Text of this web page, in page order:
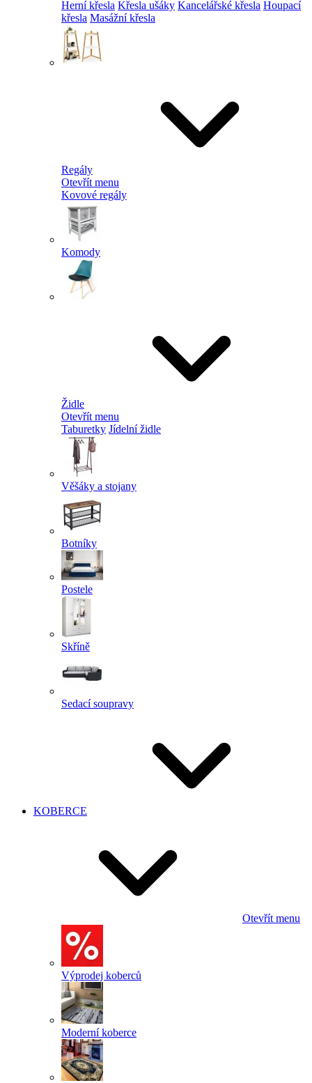
Herní křesla Křesla ušáky Kancelářské křesla Houpací
křesla Masážní křesla
Regály
Otevřít menu
Kovové regály
Komody
Židle
Otevřít menu
Taburetky Jídelní židle
Věšáky a stojany
Botníky
Postele
Skříně
Sedací soupravy
KOBERCE
Otevřít menu
Výprodej koberců
Moderní koberce